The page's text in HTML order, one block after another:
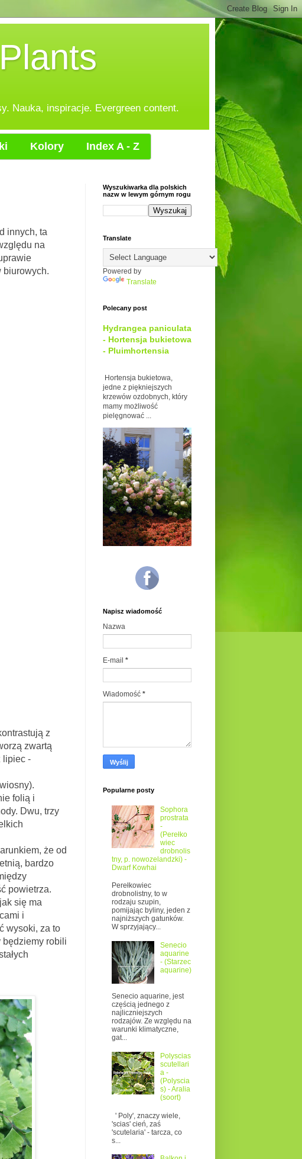
Nauka, inspiracje. Evergreen content.
Kolory Index A - Z
innych, ta
na
biurowych.
z
zwartą
lipiec -
folią i
Dwu, trzy
że od
bardzo
powietrza.
się ma
i
wysoki, za to
będziemy robili
Wyszukiwarka dla polskich
nazw w lewym górnym rogu
Translate
Powered by
Translate
Polecany post
Hydrangea paniculata
- Hortensja bukietowa
- Pluimhortensia
Hortensja bukietowa,
jedne z piękniejszych
krzewów ozdobnych, który
mamy możliwość
pielęgnować ...
Napisz wiadomość
Nazwa
E-mail *
Wiadomość *
Popularne posty
Sophora
prostrata
-
(Perełko
wiec
drobnolis
tny, p. nowozelandzki) -
Dwarf Kowhai
Perełkowiec
drobnolistny, to w
rodzaju szupin,
pomijając byliny, jeden z
najniższych gatunków.
W sprzyjający...
Senecio
aquarine
- (Starzec
aquarine)
Senecio aquarine, jest
częścią jednego z
najliczniejszych
rodzajów. Ze względu na
warunki klimatyczne,
gat...
Polyscias
scutellari
a -
(Polyscia
s) - Aralia
(soort)
' Poly', znaczy wiele,
'scias' cień, zaś
'scutelaria' - tarcza, co
s...